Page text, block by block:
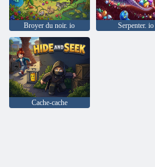
Broyer du noir. io Serpenter. io
Cache-cache